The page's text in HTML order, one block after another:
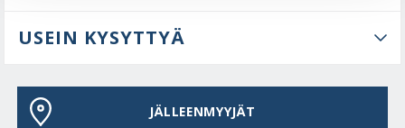
USEIN KYSYTTYÄ
JÄLLEENMYYJÄT